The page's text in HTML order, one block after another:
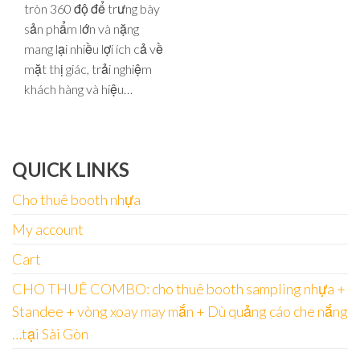
tròn 360 độ để trưng bày
sản phẩm lớn và nặng
mang lại nhiều lợi ích cả về
mặt thị giác, trải nghiệm
khách hàng và hiệu…
QUICK LINKS
Cho thuê booth nhựa
My account
Cart
CHO THUÊ COMBO: cho thuê booth sampling nhựa +
Standee + vòng xoay may mắn + Dù quảng cáo che nắng
…tại Sài Gòn